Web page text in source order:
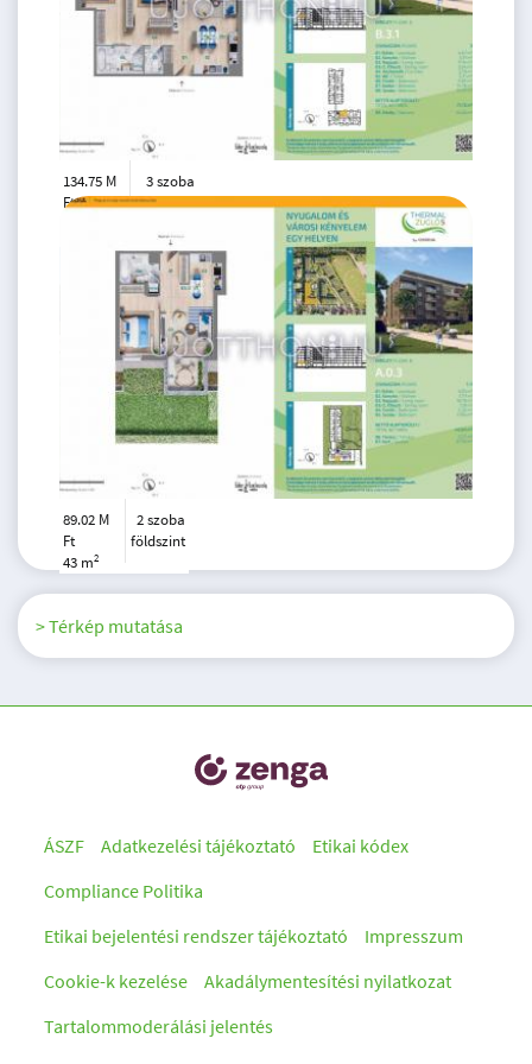
134.75 M
Ft
3 szoba
3. emelet
89.02 M
Ft
43 m2
2 szoba
földszint
> Térkép mutatása
ÁSZF Adatkezelési tájékoztató
Etikai kódex
Compliance Politika
Etikai bejelentési rendszer tájékoztató
Impresszum
Cookie-k kezelése
Akadálymentesítési nyilatkozat
Tartalommoderálási jelentés